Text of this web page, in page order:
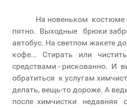
На новеньком костюме
пятно. Выходные брюки
автобус. На светлом жакете
кофе... Стирать или
средствами - рискован­но. И
обратиться к услугам
делать, вещь-то дороже. А
после химчистки недавняя